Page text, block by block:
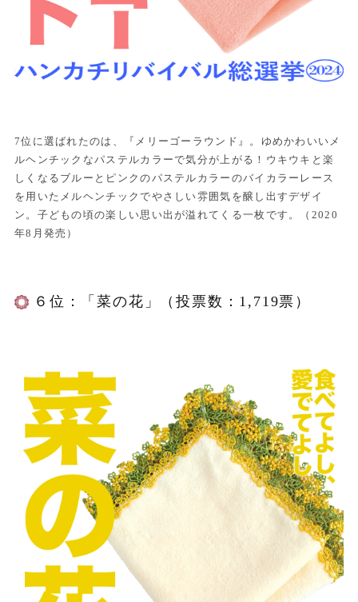
7位に選ばれたのは、『メリーゴーラウンド』。ゆめかわいいメ
ルヘンチックなパステルカラーで気分が上がる！ウキウキと楽
しくなるブルーとピンクのパステルカラーのバイカラーレース
を用いたメルヘンチックでやさしい雰囲気を醸し出すデザイ
ン。子どもの頃の楽しい思い出が溢れてくる一枚です。（2020
年8月発売）
６位：「菜の花」（投票数：1,719票）